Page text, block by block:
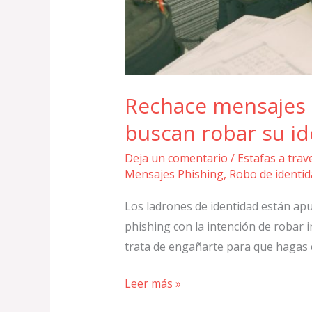
Rechace
buscan robar su
Deja un comentario / Estafas a
Mensajes Phishing, Robo de
Los ladrones de identidad están
phishing con la intención de robar
trata de engañarte para que hagas
Leer más »